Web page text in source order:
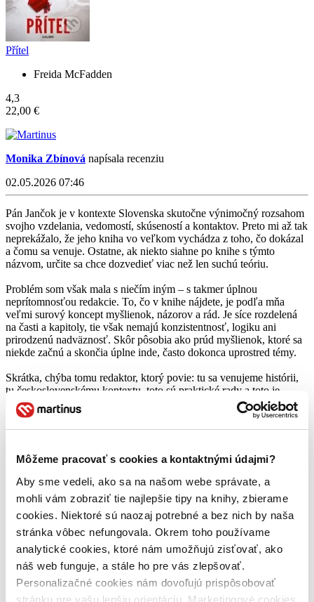
Môžeme pracovať s cookies a kontaktnými údajmi?
Aby sme vedeli, ako sa na našom webe správate, a
mohli vám zobraziť tie najlepšie tipy na knihy, zbierame
cookies. Niektoré sú naozaj potrebné a bez nich by naša
stránka vôbec nefungovala. Okrem toho používame
analytické cookies, ktoré nám umožňujú zisťovať, ako
náš web funguje, a stále ho pre vás zlepšovať.
Personalizačné cookies nám dovoľujú prispôsobovať
stránku pre vašu lepšiu orientáciu. Marketingové cookies
Přítel
Freida McFadden
4,3
22,00 €
Monika Zbínová napísala recenziu
02.05.2026 07:46
Pán Jančok je v kontexte Slovenska skutočne výnimočný rozsahom
svojho vzdelania, vedomostí, skúseností a kontaktov. Preto mi až tak
neprekážalo, že jeho kniha vo veľkom vychádza z toho, čo dokázal
a čomu sa venuje. Ostatne, ak niekto siahne po knihe s týmto
názvom, určite sa chce dozvedieť viac než len suchú teóriu.
Problém som však mala s niečím iným – s takmer úplnou
neprítomnosťou redakcie. To, čo v knihe nájdete, je podľa mňa
veľmi surový koncept myšlienok, názorov a rád. Je síce rozdelená
na časti a kapitoly, tie však nemajú konzistentnosť, logiku ani
prirodzenú nadväznosť. Skôr pôsobia ako prúd myšlienok, ktoré sa
niekde začnú a skončia úplne inde, často dokonca uprostred témy.
Skrátka, chýba tomu redaktor, ktorý povie: tu sa venujeme histórii,
tu československému kontextu, toto sú praktické rady a toto je
filozofia. Každá kapitola by mala mať nejaké východisko a záver, a
pomedzi to sa pokojne môžu preplietať príklady zo života, veď tie
sú často skutočne zaujímavé a pre bežného človeka až exotické. Ale
neprináša žiadnu pridanú hodnotu.
Etiketa je súbor pravidiel, ako sa veci majú robiť. Podobné pravidlá,
štruktúra a miera platia aj vo svete vydávania kníh a oplatí sa ich
dodržiavať. Odporúčam to skutočne v dobrom, pretože téma aj
autorove skúsenosti majú potenciál a rada by som si od neho
prečítala niečo ucelenejšie.
Čítať viac